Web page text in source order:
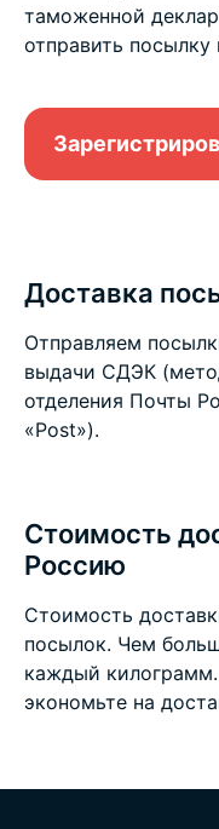
таможенной
отправить
Доставка
Отправляем
выдачи СДЭК
отделения Почты
«Post»).
Стоимость
Россию
Стоимость
посылок. Чем
каждый
экономьте на